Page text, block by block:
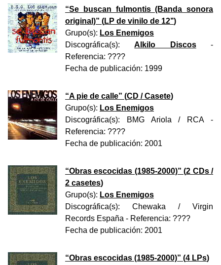
“Se buscan fulmontis (Banda sonora
original)” (LP de vinilo de 12’’)
Grupo(s): Los Enemigos
Discográfica(s):Alkilo Discos-
Referencia: ????
Fecha de publicación: 1999
“A pie de calle” (CD / Casete)
Grupo(s): Los Enemigos
Discográfica(s):
BMG Ariola / RCA-
Referencia: ????
Fecha de publicación: 2001
“Obras escocidas (1985-2000)” (2 CDs /
2 casetes)
Grupo(s): Los Enemigos
Discográfica(s): Chewaka / Virgin
Records España - Referencia: ????
Fecha de publicación: 2001
“Obras escocidas (1985-2000)” (4 LPs)